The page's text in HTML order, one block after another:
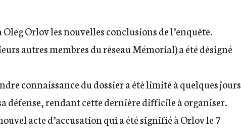
Orlov les nouvelles conclusions de l’enquête.
autres membres du réseau Mémorial)a été désigné
connaissance du dossier a été limité à quelques jours
défense, rendant cette dernière difficile à organiser.
acte d’accusation qui a été signifié à Orlov le 7